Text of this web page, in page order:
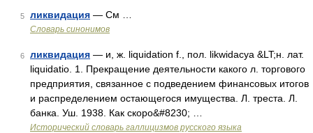
5 ликвидация — См …
Словарь синонимов
6 ликвидация — и, ж. liquidation f., пол. likwidacya &LT;н. лат.
liquidatio. 1. Прекращение деятельности какого л. торгового
предприятия, связанное с подведением финансовых итогов
и распределением остающегося имущества. Л. треста. Л.
банка. Уш. 1938. Как скоро&#8230; …
Исторический словарь галлицизмов русского языка